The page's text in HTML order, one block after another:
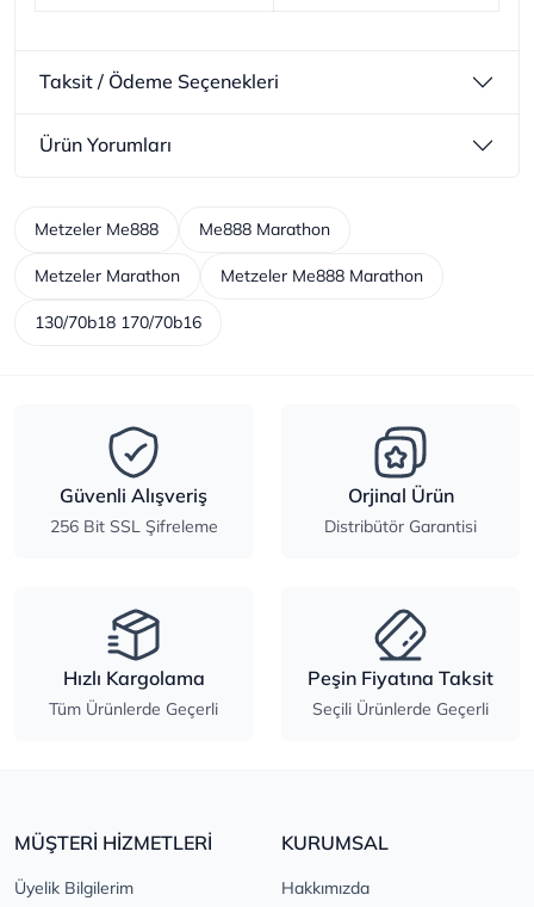
Taksit / Ödeme Seçenekleri
Ürün Yorumları
Metzeler Me888 Me888 Marathon
Metzeler Marathon Metzeler Me888 Marathon
130/70b18 170/70b16
Güvenli Alışveriş
256 Bit SSL Şifreleme
Orjinal Ürün
Distribütör Garantisi
Hızlı Kargolama
Tüm Ürünlerde Geçerli
Peşin Fiyatına Taksit
Seçili Ürünlerde Geçerli
MÜŞTERİ HİZMETLERİ
Üyelik Bilgilerim
KURUMSAL
Hakkımızda